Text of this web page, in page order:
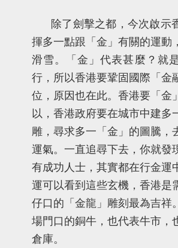
除了劍擊之都，今次啟示
揮多一點跟「金」有關的運動
滑雪。「金」代表甚麼？就
行，所以香港要鞏固國際「金
位，原因也在此。香港要「金
以，香港政府要在城市中建多
雕，尋求多一「金」的圖騰，
運氣。一直追尋下去，你就發
有成功人士，其實都在行金運
運可以看到這些玄機，香港是
仔口的「金龍」雕刻最為吉祥
場門口的銅牛，也代表牛市，
倉庫。